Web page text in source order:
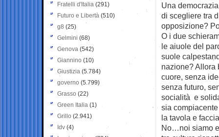
Una
di scegliere tra
opposizione?
O i due
le aiuole del
suole
nazione? Allora
cuore, senza
senza futuro,
socialità e
sia
la tavola e
No…noi siamo
Fratelli d'Italia (291)
Futuro e Libertà (510)
g8 (25)
Gelmini (68)
Genova (542)
Giannino (10)
Giustizia (5.784)
governo (5.799)
Grasso (22)
Green Italia (1)
Grillo (2.941)
Idv (4)